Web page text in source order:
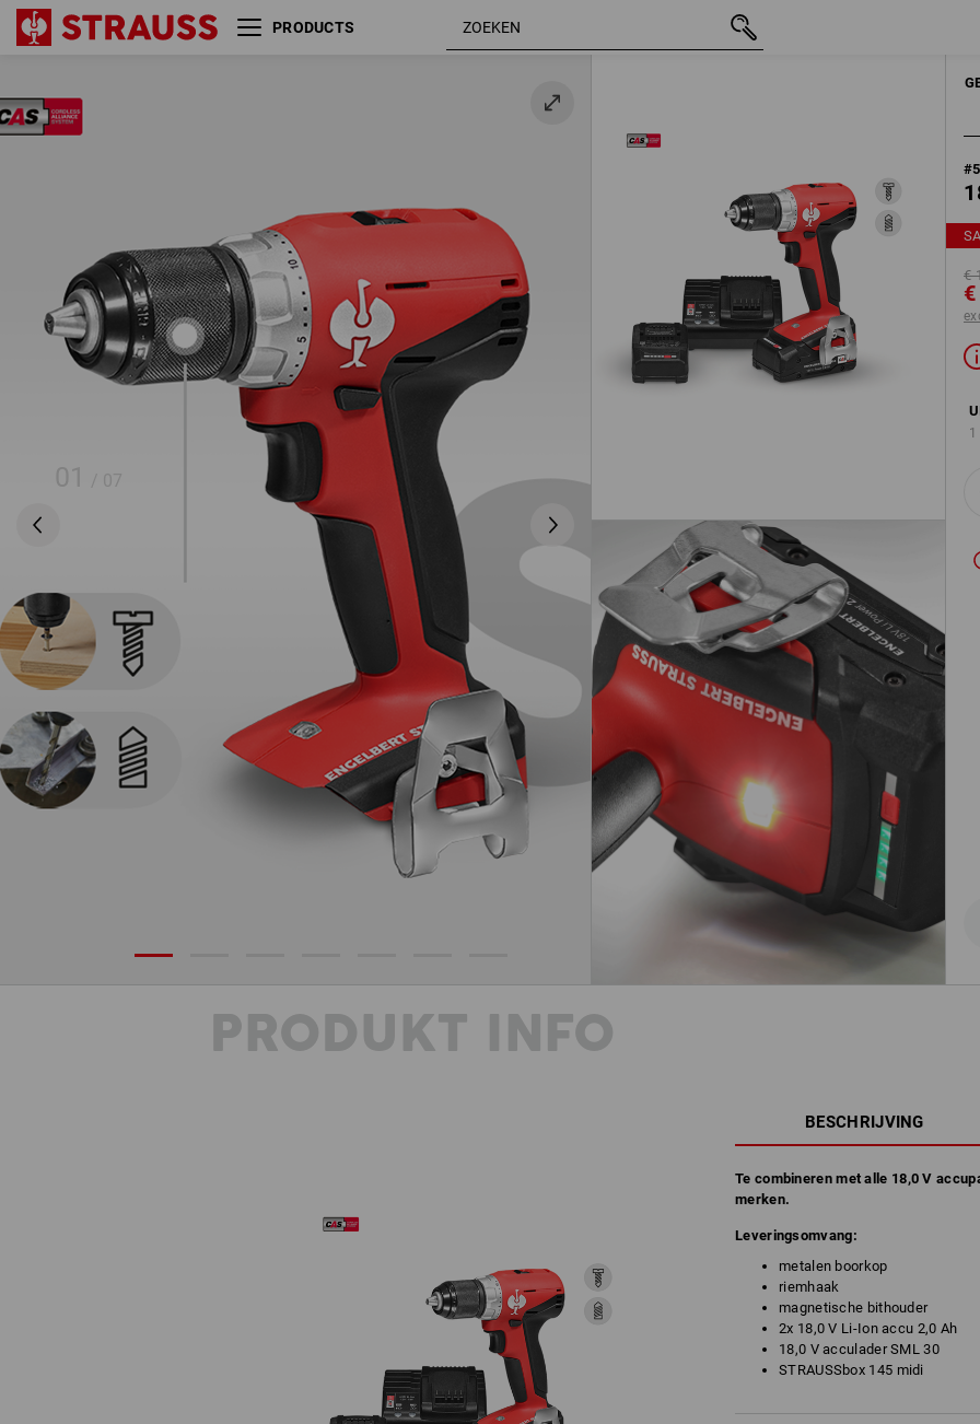
PRODUCTS
01 / 07
ELEKTROARTIKELEN
#
€
18,0 V
2x2,0Ah Li-Ion accu + lader-set
€ 169,28
PRODUKT INFO
BESCHRIJVING
Te combineren met alle 18,0 V
merken.
Leveringsomvang:
metalen boorkop
riemhaak
magnetische bithouder
2x 18,0 V Li-Ion accu 2,0 Ah
18,0 V acculader SML 30
STRAUSSbox 145 midi